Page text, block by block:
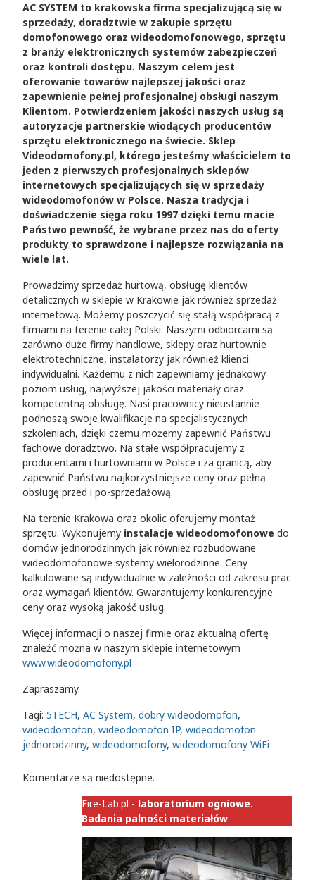
AC SYSTEM to krakowska firma specjalizującą się w
sprzedaży, doradztwie w zakupie sprzętu
domofonowego oraz wideodomofonowego, sprzętu
z branży elektronicznych systemów zabezpieczeń
oraz kontroli dostępu. Naszym celem jest
oferowanie towarów najlepszej jakości oraz
zapewnienie pełnej profesjonalnej obsługi naszym
Klientom. Potwierdzeniem jakości naszych usług są
autoryzacje partnerskie wiodących producentów
sprzętu elektronicznego na świecie. Sklep
Videodomofony.pl, którego jesteśmy właścicielem to
jeden z pierwszych profesjonalnych sklepów
internetowych specjalizujących się w sprzedaży
wideodomofonów w Polsce. Nasza tradycja i
doświadczenie sięga roku 1997 dzięki temu macie
Państwo pewność, że wybrane przez nas do oferty
produkty to sprawdzone i najlepsze rozwiązania na
wiele lat.
Prowadzimy sprzedaż hurtową, obsługę klientów
detalicznych w sklepie w Krakowie jak również sprzedaż
internetową. Możemy poszczycić się stałą współpracą z
firmami na terenie całej Polski. Naszymi odbiorcami są
zarówno duże firmy handlowe, sklepy oraz hurtownie
elektrotechniczne, instalatorzy jak również klienci
indywidualni. Każdemu z nich zapewniamy jednakowy
poziom usług, najwyższej jakości materiały oraz
kompetentną obsługę. Nasi pracownicy nieustannie
podnoszą swoje kwalifikacje na specjalistycznych
szkoleniach, dzięki czemu możemy zapewnić Państwu
fachowe doradztwo. Na stałe współpracujemy z
producentami i hurtowniami w Polsce i za granicą, aby
zapewnić Państwu najkorzystniejsze ceny oraz pełną
obsługę przed i po-sprzedażową.
Na terenie Krakowa oraz okolic oferujemy montaż
sprzętu. Wykonujemy instalacje wideodomofonowe do
domów jednorodzinnych jak również rozbudowane
wideodomofonowe systemy wielorodzinne. Ceny
kalkulowane są indywidualnie w zależności od zakresu prac
oraz wymagań klientów. Gwarantujemy konkurencyjne
ceny oraz wysoką jakość usług.
Więcej informacji o naszej firmie oraz aktualną ofertę
znaleźć można w naszym sklepie internetowym
www.wideodomofony.pl
Zapraszamy.
Tagi: 5TECH, AC System, dobry wideodomofon,
wideodomofon, wideodomofon IP, wideodomofon
jednorodzinny, wideodomofony, wideodomofony WiFi
Komentarze są niedostępne.
Fire-Lab.pl - laboratorium ogniowe.
Badania palności materiałów